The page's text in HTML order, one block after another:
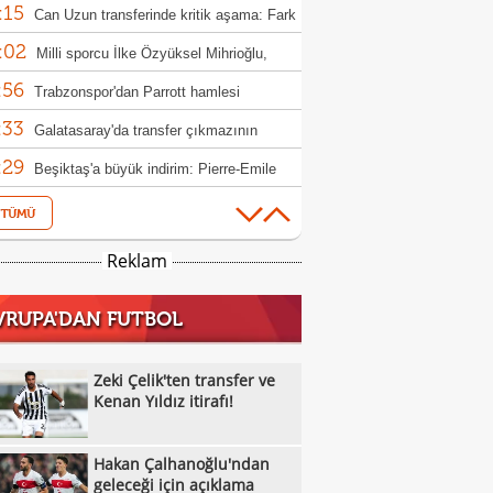
Can Uzun transferinde kritik aşama: Fark
euro
Milli sporcu İlke Özyüksel Mihrioğlu,
şampiyonu oldu
Trabzonspor'dan Parrott hamlesi
Galatasaray'da transfer çıkmazının
'Osimhen'
Beşiktaş'a büyük indirim: Pierre-Emile
Leroy Sane'den Arabistan tekliflerine
Alexander Nübel, Beşiktaş'ta kaleci
için hamle
İsmail Kartal: "O sezon bu sezon!"
Vincenzo Italiano'dan Vlahovic baskısı:
bekliyorum"
Diego Simeone, Victor Osimhen'den
Hakan Çalhanoğlu'ndan geleceği için
Reklam
FUTBOL
Zeki Çelik'ten transfer ve
Kenan Yıldız itirafı!
Hakan Çalhanoğlu'ndan
geleceği için açıklama